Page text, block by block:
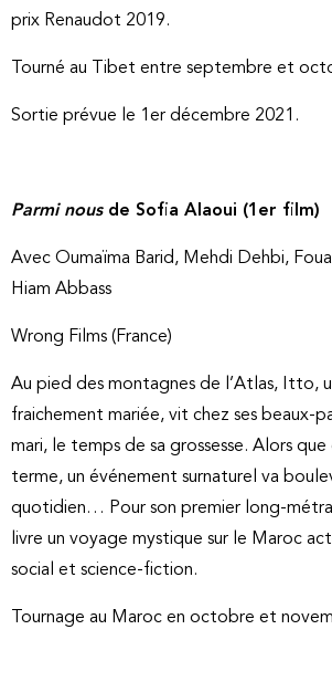
prix Renaudot 2019.
Tourné au Tibet entre septembre et
Sortie prévue le 1er décembre 2021.
Parmi nousde Sofia Alaoui (1er film)
Avec Oumaïma Barid, Mehdi Dehbi,
Hiam Abbass
Wrong Films (France)
Au pied des montagnes de l’Atlas, Itto,
fraichement mariée, vit chez ses beaux-
mari, le temps de sa grossesse. Alors
terme, un événement surnaturel va
quotidien… Pour son premier long-
livre un voyage mystique sur le Maroc
social et science-fiction.
Tournage au Maroc en octobre et